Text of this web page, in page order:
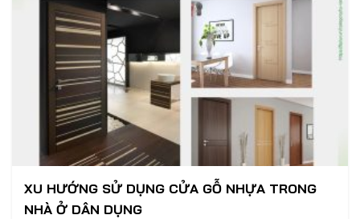
XU HƯỚNG SỬ DỤNG CỬA GỖ NHỰA TRONG
NHÀ Ở DÂN DỤNG